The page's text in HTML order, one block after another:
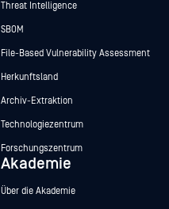
Threat Intelligence
SBOM
File-Based Vulnerability Assessment
Herkunftsland
Archiv-Extraktion
Technologiezentrum
Forschungszentrum
Akademie
Über die Akademie